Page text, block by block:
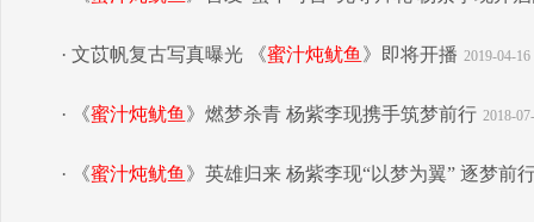
· 文苡帆复古写真曝光 《蜜汁炖鱿鱼 》即将开播 2019-04-16
· 《蜜汁炖鱿鱼 》燃梦杀青 杨紫李现携手筑梦前行 2018-
· 《蜜汁炖鱿鱼 》英雄归来 杨紫李现“以梦为翼” 逐梦前